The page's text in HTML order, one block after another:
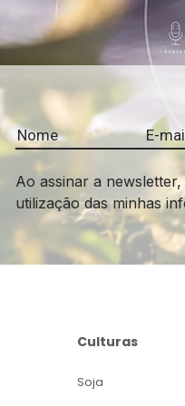
Ao assinar a
utilização das minhas
Culturas
Soja